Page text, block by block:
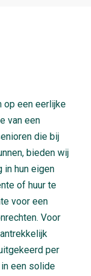
op een eerlijke
van een
die bij
bieden wij
in hun eigen
of huur te
voor een
Voor
per
een solide